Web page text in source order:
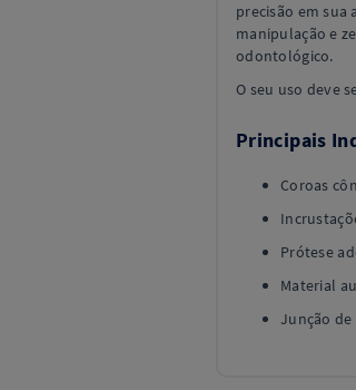
precisão em
manipulação e
odontológico.
O seu uso deve
Principais
Coroas
Prótese
Material
Junção de